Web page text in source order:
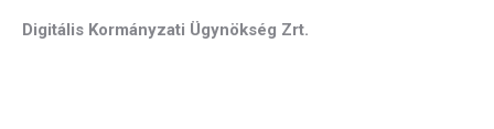
Digitális Kormányzati Ügynökség Zrt.